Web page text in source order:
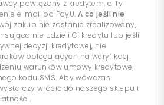
powiązany z kredytem, a Ty
e-mail od PayU. A co jeśli nie
zakup nie zostanie zrealizowany,
nie udzieli Ci kredytu lub jeśli
decyzji kredytowej, nie
polegających na weryfikacji
warunków umowy kredytowej
kodu SMS. Aby wówczas
wrócić do naszego sklepu i